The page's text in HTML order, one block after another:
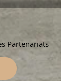
Partenariats